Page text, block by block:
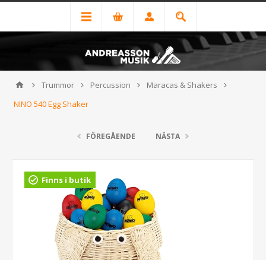
Trummor Percussion
Maracas & Shakers
NINO 540 Egg Shaker
FÖREGÅENDE NÄSTA
Finns i butik